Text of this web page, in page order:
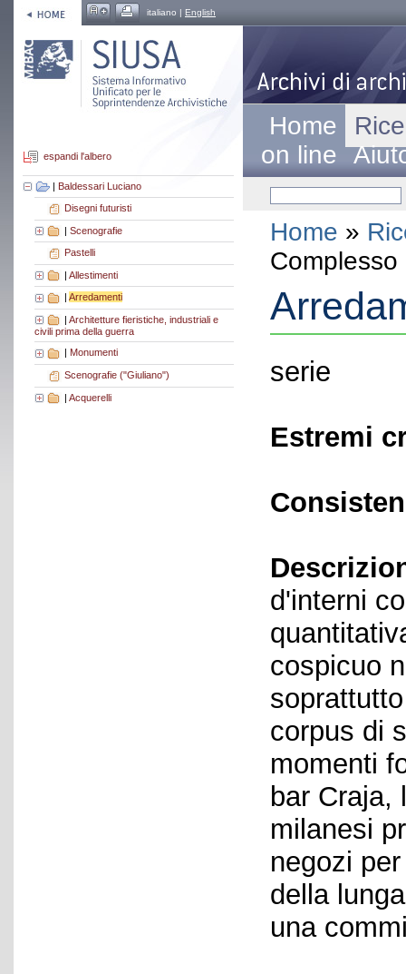
italiano | English
espandi l'albero
| Baldessari Luciano
Disegni futuristi
| Scenografie
Pastelli
| Allestimenti
Arredamenti
| Architetture fieristiche, industriali e
civili prima della guerra
Monumenti
Scenografie ("Giuliano")
| Acquerelli
Home
on line
Home »
serie
Estremi
d'interni
cospicuo
corpus di
momenti
bar Craja,
milanesi
negozi
della
una